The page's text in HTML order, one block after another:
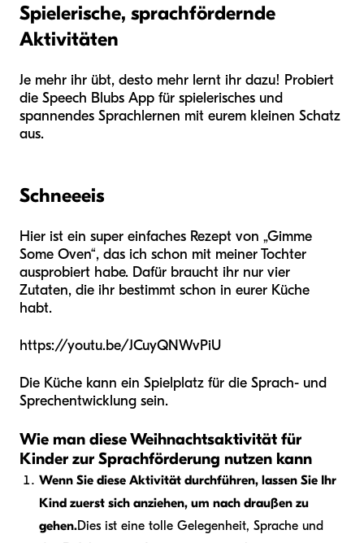
Spielerische, sprachfördernde
Aktivitäten
Je mehr ihr übt, desto mehr lernt ihr dazu! Probiert
die Speech Blubs App für spielerisches und
spannendes Sprachlernen mit eurem kleinen Schatz
aus.
Schneeeis
Hier ist ein super einfaches Rezept von „Gimme
Some Oven“, das ich schon mit meiner Tochter
ausprobiert habe. Dafür braucht ihr nur vier
Zutaten, die ihr bestimmt schon in eurer Küche
habt.
https://youtu.be/JCuyQNWvPiU
Die Küche kann ein Spielplatz für die Sprach- und
Sprechentwicklung sein.
Wie man diese Weihnachtsaktivität für
Kinder zur Sprachförderung nutzen kann
Wenn Sie diese Aktivität durchführen, lassen Sie Ihr
Kind zuerst sich anziehen, um nach draußen zu
gehen.Dies ist eine tolle Gelegenheit, Sprache und